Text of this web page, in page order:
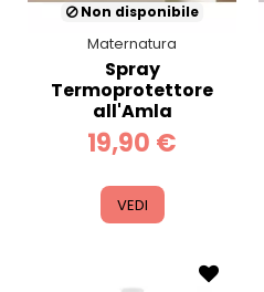
Non disponibile
Maternatura
Spray
Termoprotettore
all'Amla
19,90 €
VEDI